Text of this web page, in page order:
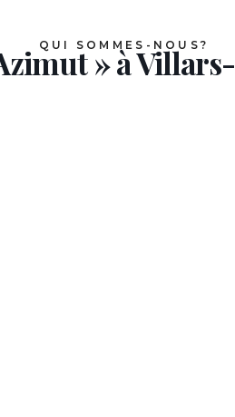
QUI SOMMES-NOUS?
» à Villars-